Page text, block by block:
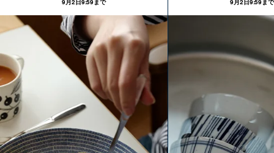
9月2日9:59まで
9月2日9:59まで